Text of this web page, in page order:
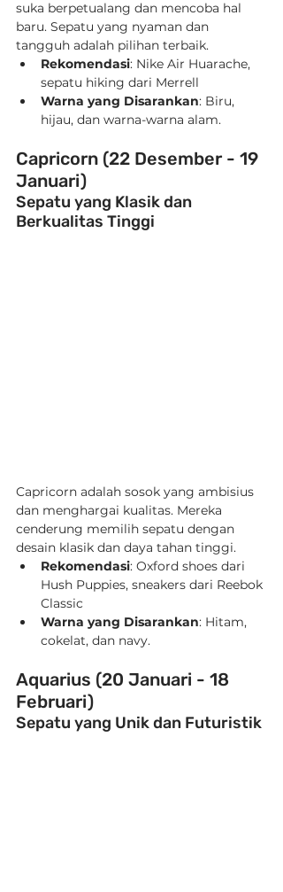
suka berpetualang dan mencoba hal
baru. Sepatu yang nyaman dan
tangguh adalah pilihan terbaik.
Rekomendasi: Nike Air Huarache,
sepatu hiking dari Merrell
Warna yang Disarankan: Biru,
hijau, dan warna-warna alam.
Capricorn (22 Desember - 19
Januari)
Sepatu yang Klasik dan
Berkualitas Tinggi
Capricorn adalah sosok yang ambisius
dan menghargai kualitas. Mereka
cenderung memilih sepatu dengan
desain klasik dan daya tahan tinggi.
Rekomendasi: Oxford shoes dari
Hush Puppies, sneakers dari Reebok
Classic
Warna yang Disarankan: Hitam,
cokelat, dan navy.
Aquarius (20 Januari - 18
Februari)
Sepatu yang Unik dan Futuristik